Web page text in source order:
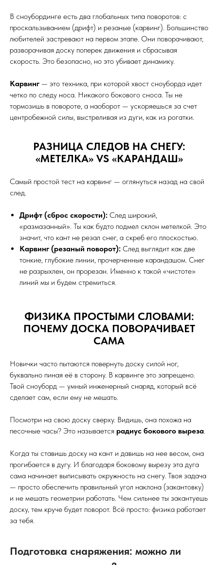
В сноубординге есть два глобальных типа поворотов: с
проскальзыванием (дрифт) и резаные (карвинг). Большинство
любителей застревают на первом этапе. Они поворачивают,
разворачивая доску поперек движения и сбрасывая
скорость. Это безопасно, но это убивает динамику.
Карвинг — это техника, при которой хвост сноуборда идет
четко по следу носа. Никакого бокового сноса. Ты не
тормозишь в повороте, а наоборот — ускоряешься за счет
центробежной силы, выстреливая из дуги, как из рогатки.
РАЗНИЦА СЛЕДОВ НА СНЕГУ:
«МЕТЕЛКА» VS «КАРАНДАШ»
Самый простой тест на карвинг — оглянуться назад на свой
след.
Дрифт (сброс скорости): След широкий,
«размазанный». Ты как будто подмел склон метелкой. Это
значит, что кант не резал снег, а скреб его плоскостью.
Карвинг (резаный поворот): След выглядит как две
тонкие, глубокие линии, прочерченные карандашом. Снег
не разрыхлен, он прорезан. Именно к такой «чистоте»
линий мы и будем стремиться.
ФИЗИКА ПРОСТЫМИ СЛОВАМИ:
ПОЧЕМУ ДОСКА ПОВОРАЧИВАЕТ
САМА
Новички часто пытаются повернуть доску силой ног,
буквально пиная её в сторону. В карвинге это запрещено.
Твой сноуборд — умный инженерный снаряд, который всё
сделает сам, если ему не мешать.
Посмотри на свою доску сверху. Видишь, она похожа на
песочные часы? Это называется радиус бокового выреза.
Когда ты ставишь доску на кант и давишь на нее весом, она
прогибается в дугу. И благодаря боковому вырезу эта дуга
сама начинает выписывать окружность на снегу. Твоя задача
— просто обеспечить правильный угол наклона (закантовку)
и не мешать геометрии работать. Чем сильнее ты закантуешь
доску, тем круче будет поворот. Всё просто: физика работает
за тебя.
Подготовка снаряжения: можно ли